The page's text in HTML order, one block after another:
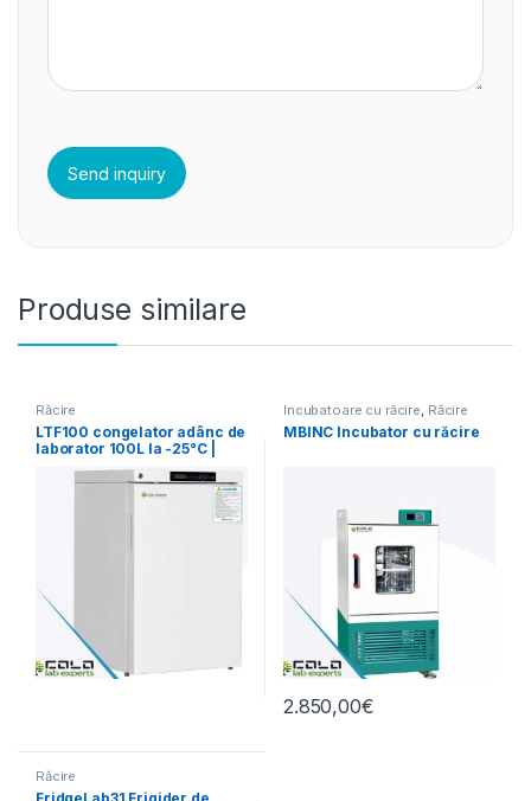
Produse similare
Răcire
LTF100 congelator adânc de
laborator 100L la -25°C |
Incubatoare cu răcire, Răcire
MBINC Incubator cu răcire
2.850,00€
Răcire